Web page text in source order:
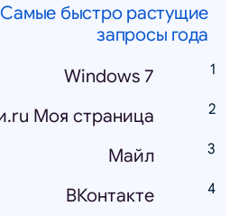
Самые быстро растущие
запросы года
Windows 7
Mайл
ВКонтакте